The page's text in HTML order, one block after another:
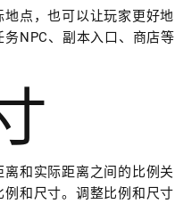
点，也可以让玩家更好地
NPC、副本入口、商店等
和实际距离之间的比例关
和尺寸。调整比例和尺寸